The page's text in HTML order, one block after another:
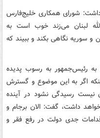
شورای همکاری خلیج‌فارس
لبنان می‌زند خوب است به
سوریه نگاهی بکند و ببیند که
رئیس‌جمهور به رسوب پدیده
اگر به این موضوع و گسترش
نیست رسیدگی نشود در آینده
داشت، گفت: الان برجام و
جدی دولت در رفع فقر و